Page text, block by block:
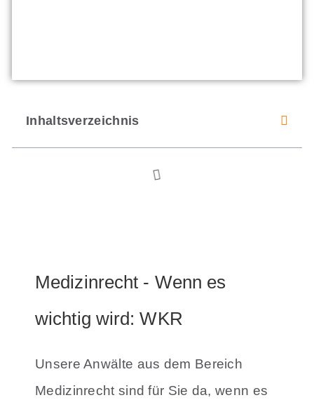
Inhaltsverzeichnis
Medizinrecht - Wenn es
wichtig wird: WKR
Unsere Anwälte aus dem Bereich
Medizinrecht sind für Sie da, wenn es